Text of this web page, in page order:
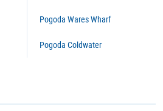
Pogoda Wares Wharf
Pogoda Coldwater